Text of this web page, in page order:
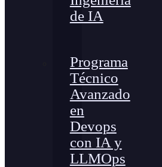
de IA
Programa
Técnico
Avanzado
en
Devops
con IA y
LLMOps